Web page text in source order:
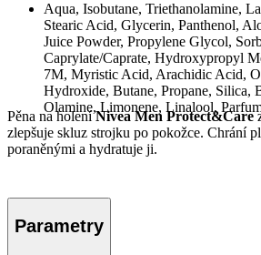
Aqua, Isobutane, Triethanolamine,
Stearic Acid, Glycerin, Panthenol,
Juice Powder, Propylene Glycol,
Caprylate/Caprate, Hydroxypropyl
7M, Myristic Acid, Arachidic Acid,
Hydroxide, Butane, Propane, Silica,
Olamine, Limonene, Linalool,
Pěna na holeníNivea Men Protect&Care
zlepšuje skluz strojku po pokožce. Chrání
poraněnými a hydratuje ji.
Parametry